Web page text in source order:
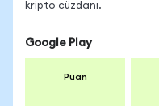
kripto cüzdanı.
Google Play
Puan